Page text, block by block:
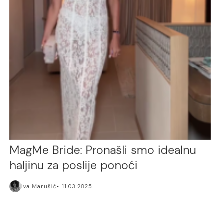
MagMe Bride: Pronašli smo idealnu
haljinu za poslije ponoći
Iva Marušić 11.03.2025.